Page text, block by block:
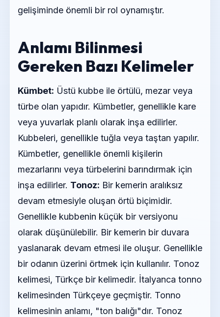
gelişiminde önemli bir rol oynamıştır.
Anlamı Bilinmesi
Gereken Bazı Kelimeler
Kümbet: Üstü kubbe ile örtülü, mezar veya
türbe olan yapıdır. Kümbetler, genellikle kare
veya yuvarlak planlı olarak inşa edilirler.
Kubbeleri, genellikle tuğla veya taştan yapılır.
Kümbetler, genellikle önemli kişilerin
mezarlarını veya türbelerini barındırmak için
inşa edilirler. Tonoz: Bir kemerin aralıksız
devam etmesiyle oluşan örtü biçimidir.
Genellikle kubbenin küçük bir versiyonu
olarak düşünülebilir. Bir kemerin bir duvara
yaslanarak devam etmesi ile oluşur. Genellikle
bir odanın üzerini örtmek için kullanılır. Tonoz
kelimesi, Türkçe bir kelimedir. İtalyanca tonno
kelimesinden Türkçeye geçmiştir. Tonno
kelimesinin anlamı, "ton balığı"dır. Tonoz